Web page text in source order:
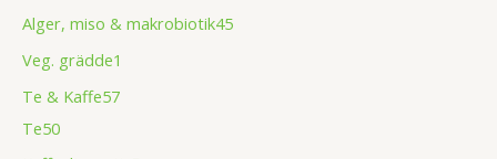
Alger, miso & makrobiotik45
Veg. grädde1
Te & Kaffe57
Te50